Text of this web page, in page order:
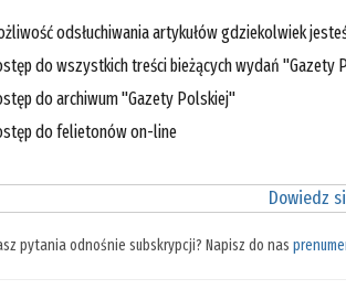
odsłuchiwania artykułów gdziekolwiek
do wszystkich treści bieżących wydań "Gazety
do archiwum "Gazety Polskiej"
do felietonów on-line
Dowiedz
pytania odnośnie subskrypcji? Napisz do nas